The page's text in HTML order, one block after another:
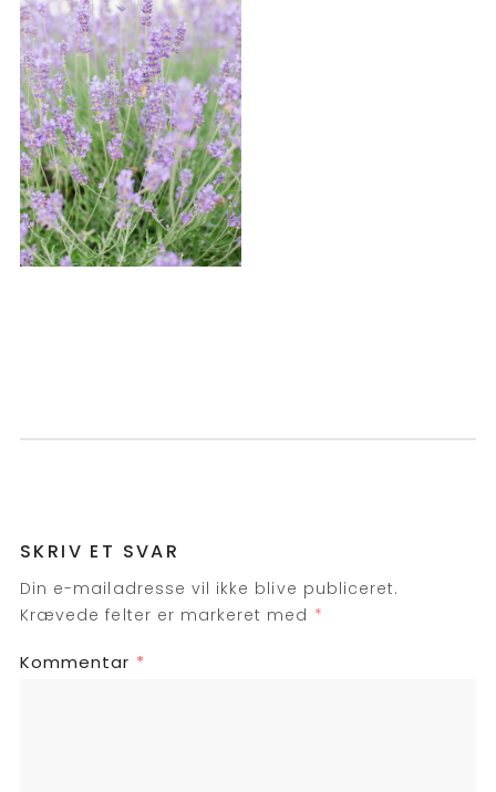
SKRIV ET SVAR
Din e-mailadresse vil ikke blive publiceret.
Krævede felter er markeret med *
Kommentar *